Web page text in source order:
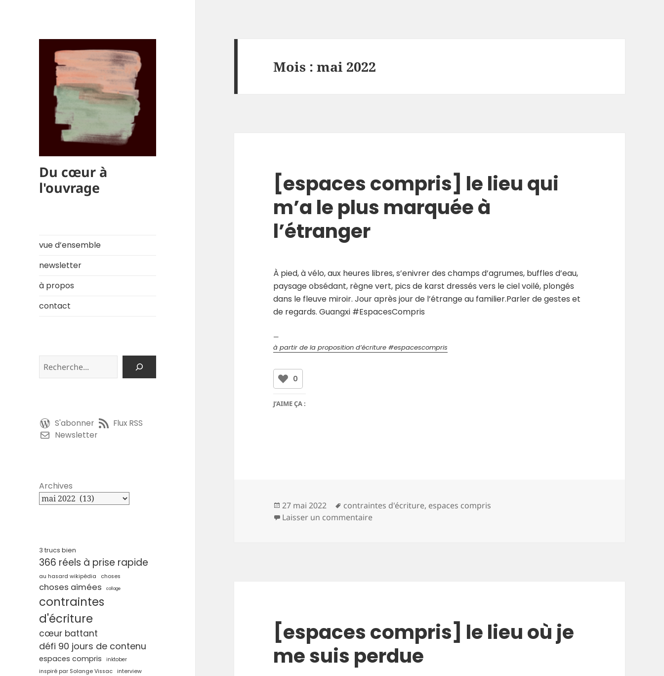
Du cœur à
l'ouvrage
vue d’ensemble
newsletter
à propos
contact
S'abonner
Flux RSS
Newsletter
Archives
3 trucs bien
366 réels à prise rapide
au hasard wikipédia choses
choses aimées collage
contraintes
d'écriture
cœur battant
défi 90 jours de contenu
espaces compris
inktober
inspiré par Solange Vissac
interview
Mois :mai 2022
[espaces compris] le lieu qui
m’a le plus marquée à
l’étranger
À pied, à vélo, aux heures libres, s’enivrer des champs d’agrumes, buffles d’eau,
paysage obsédant, règne vert, pics de karst dressés vers le ciel voilé, plongés
dans le fleuve miroir. Jour après jour de l’étrange au familier.Parler de gestes et
de regards. Guangxi #EspacesCompris
—
à partir de la proposition d’écriture #espacescompris
0
J’AIME ÇA :
Publié
le
27 mai 2022
Mots-
clés
contraintes d'écriture, espaces compris
Laisser un commentairesur [espaces compris] le lieu qui m’a le plus marquée à l’étranger
[espaces compris] le lieu où je
me suis perdue